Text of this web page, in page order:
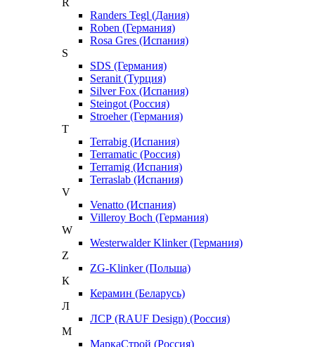
R
Randers Tegl (Дания)
Roben (Германия)
Rosa Gres (Испания)
S
SDS (Германия)
Seranit (Турция)
Silver Fox (Испания)
Steingot (Россия)
Stroeher (Германия)
T
Terrabig (Испания)
Terramatic (Россия)
Terramig (Испания)
Terraslab (Испания)
V
Venatto (Испания)
Villeroy Boch (Германия)
W
Westerwalder Klinker (Германия)
Z
ZG-Klinker (Польша)
К
Керамин (Беларусь)
Л
ЛСР (RAUF Design) (Россия)
М
МаркаСтрой (Россия)